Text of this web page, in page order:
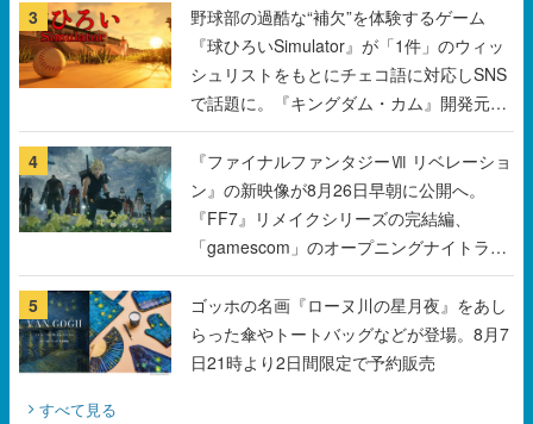
で話題に。『キングダム・カム』開発元や
チェコのプロ野球選手から称賛の声
4
『ファイナルファンタジーⅦ リベレーショ
ン』の新映像が8月26日早朝に公開へ。
『FF7』リメイクシリーズの完結編、
「gamescom」のオープニングナイトライ
ブにてディレクターの浜口直樹氏が登壇す
る予定
5
ゴッホの名画『ローヌ川の星月夜』をあし
らった傘やトートバッグなどが登場。8月7
日21時より2日間限定で予約販売
すべて見る